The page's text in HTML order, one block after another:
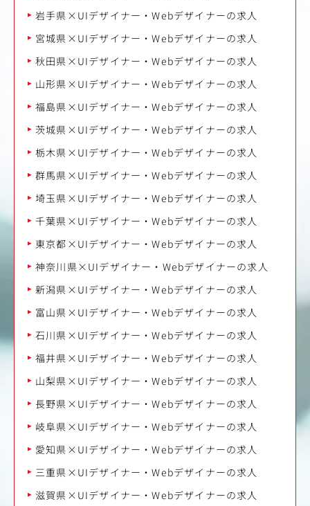
岩手県×UIデザイナー・Webデザイナーの求人
宮城県×UIデザイナー・Webデザイナーの求人
秋田県×UIデザイナー・Webデザイナーの求人
山形県×UIデザイナー・Webデザイナーの求人
福島県×UIデザイナー・Webデザイナーの求人
茨城県×UIデザイナー・Webデザイナーの求人
栃木県×UIデザイナー・Webデザイナーの求人
群馬県×UIデザイナー・Webデザイナーの求人
埼玉県×UIデザイナー・Webデザイナーの求人
千葉県×UIデザイナー・Webデザイナーの求人
東京都×UIデザイナー・Webデザイナーの求人
神奈川県×UIデザイナー・Webデザイナーの求人
新潟県×UIデザイナー・Webデザイナーの求人
富山県×UIデザイナー・Webデザイナーの求人
石川県×UIデザイナー・Webデザイナーの求人
福井県×UIデザイナー・Webデザイナーの求人
山梨県×UIデザイナー・Webデザイナーの求人
長野県×UIデザイナー・Webデザイナーの求人
岐阜県×UIデザイナー・Webデザイナーの求人
愛知県×UIデザイナー・Webデザイナーの求人
三重県×UIデザイナー・Webデザイナーの求人
滋賀県×UIデザイナー・Webデザイナーの求人